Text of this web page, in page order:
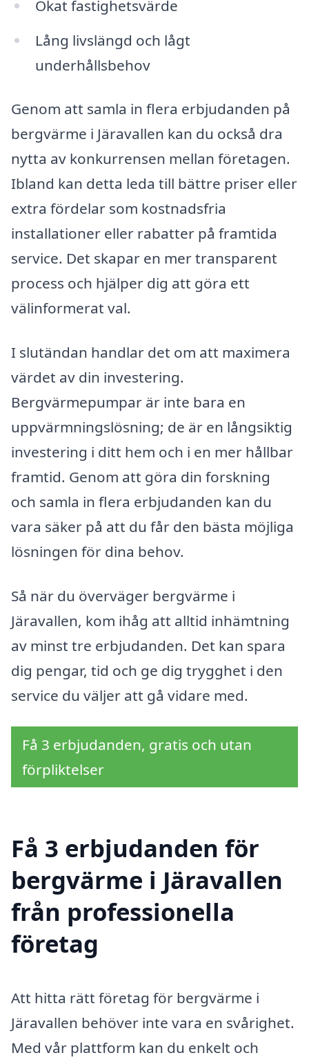
Ökat fastighetsvärde
Lång livslängd och lågt
underhållsbehov
Genom att samla in flera erbjudanden på
bergvärme i Järavallen kan du också dra
nytta av konkurrensen mellan företagen.
Ibland kan detta leda till bättre priser eller
extra fördelar som kostnadsfria
installationer eller rabatter på framtida
service. Det skapar en mer transparent
process och hjälper dig att göra ett
välinformerat val.
I slutändan handlar det om att maximera
värdet av din investering.
Bergvärmepumpar är inte bara en
uppvärmningslösning; de är en långsiktig
investering i ditt hem och i en mer hållbar
framtid. Genom att göra din forskning
och samla in flera erbjudanden kan du
vara säker på att du får den bästa möjliga
lösningen för dina behov.
Så när du överväger bergvärme i
Järavallen, kom ihåg att alltid inhämtning
av minst tre erbjudanden. Det kan spara
dig pengar, tid och ge dig trygghet i den
service du väljer att gå vidare med.
Få 3 erbjudanden, gratis och utan
förpliktelser
Få 3 erbjudanden för
bergvärme i Järavallen
från professionella
företag
Att hitta rätt företag för bergvärme i
Järavallen behöver inte vara en svårighet.
Med vår plattform kan du enkelt och